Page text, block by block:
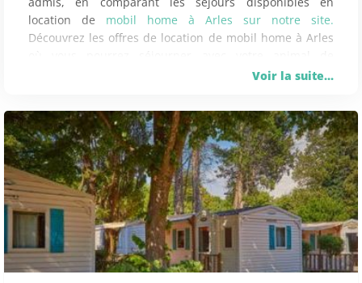
location de mobil home à Arles sur notre site.
Découvrez les offres de location de mobil home à Arles
compagnie, et ainsi le garder auprès de vous pendant
d'établissements avec animaux acceptés.
Située en région Provence-Alpes-Côte d'Azur, dans les
Bouches du Rhônes, Arlès est une destination
incontournables pour vos futures vacances au camping
accompagné de votre animal de compagnie.
Mobilhome Express vous aide à trouver une offre de
séjour en mobil home au sein d'un camping acceptant
les animaux. Grâce à de nombreux espaces de verdure
Voir la suite...